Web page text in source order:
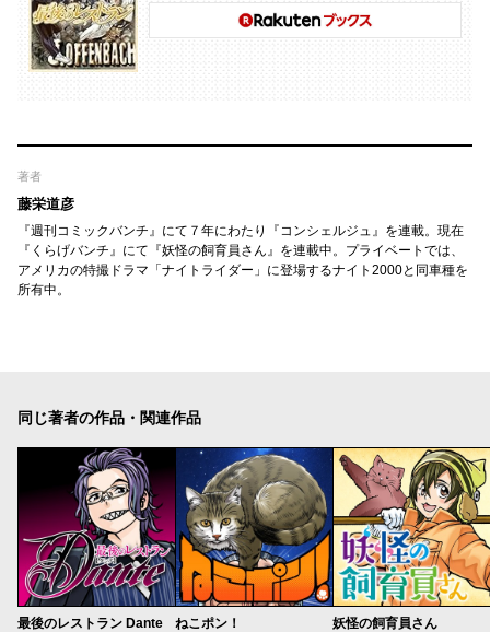
著者
藤栄道彦
『週刊コミックバンチ』にて７年にわたり『コンシェルジュ』を連載。現在
『くらげバンチ』にて『妖怪の飼育員さん』を連載中。プライベートでは、
アメリカの特撮ドラマ「ナイトライダー」に登場するナイト2000と同車種を
所有中。
同じ著者の作品・関連作品
最後のレストラン Dante ねこポン！ 妖怪の飼育員さん